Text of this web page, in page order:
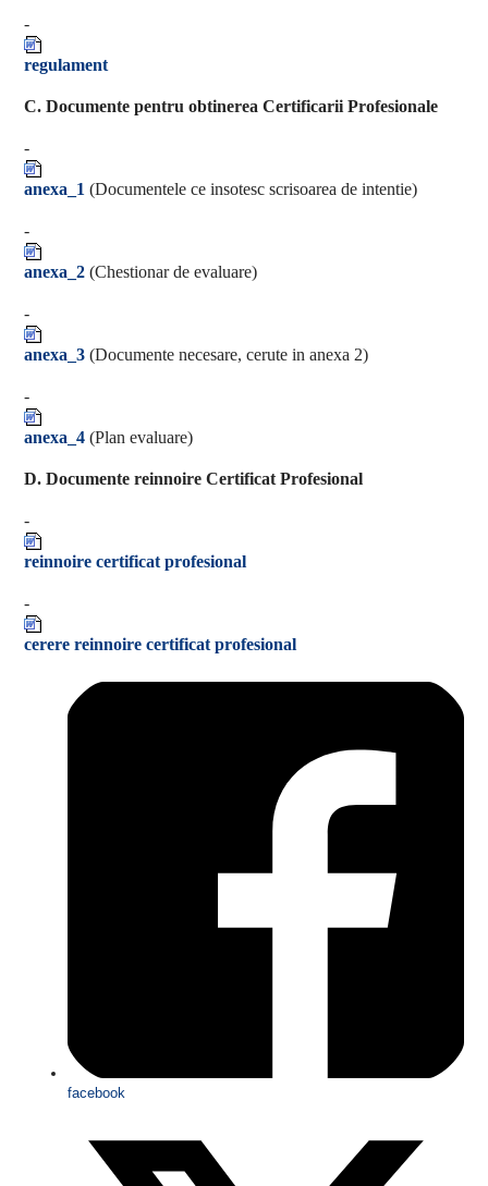
-
regulament
C. Documente pentru obtinerea Certificarii Profesionale
-
anexa_1 (Documentele ce insotesc scrisoarea de intentie)
-
anexa_2(Chestionar de evaluare)
-
anexa_3(Documente necesare, cerute in anexa 2)
-
anexa_4(Plan evaluare)
D. Documente reinnoire Certificat Profesional
-
reinnoire certificat profesional
-
cerere reinnoire certificat profesional
facebook